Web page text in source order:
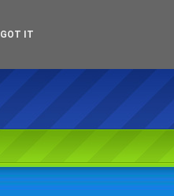
GOT IT